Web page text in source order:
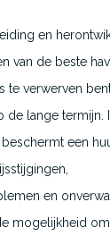
en
van de beste
te verwerven
de lange termijn.
een
en
mogelijkheid